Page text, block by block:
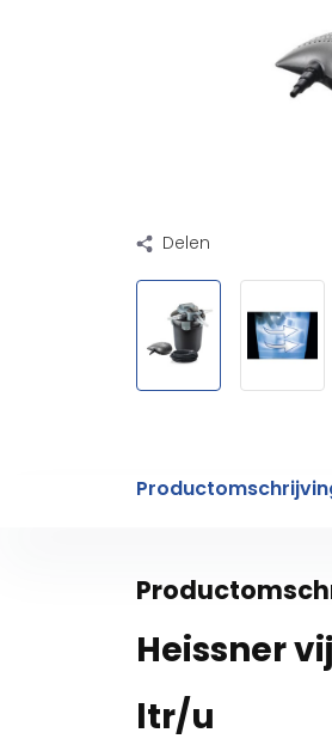
Delen
Heissner
ltr/u